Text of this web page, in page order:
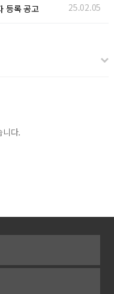
등록 공고 25.02.05
니다.